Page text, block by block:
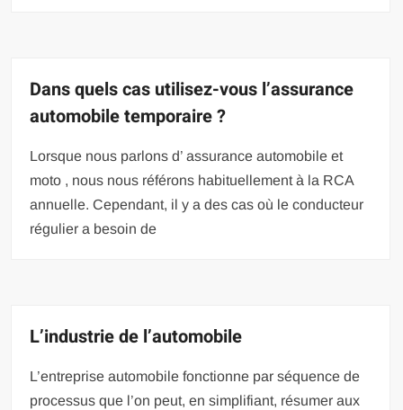
Dans quels cas utilisez-vous l’assurance
automobile temporaire ?
Lorsque nous parlons d’ assurance automobile et
moto , nous nous référons habituellement à la RCA
annuelle. Cependant, il y a des cas où le conducteur
régulier a besoin de
L’industrie de l’automobile
L’entreprise automobile fonctionne par séquence de
processus que l’on peut, en simplifiant, résumer aux